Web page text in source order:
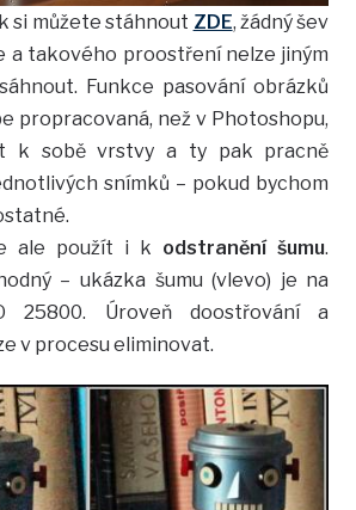
si můžete stáhnout ZDE, žádný šev
a takového proostření nelze jiným
Funkce pasování obrázků
propracovaná, než v Photoshopu,
k sobě vrstvy a ty pak pracně
snímků – pokud bychom
ale použít i k odstranění šumu.
– ukázka šumu (vlevo) je na
25800. Úroveň doostřování a
v procesu eliminovat.